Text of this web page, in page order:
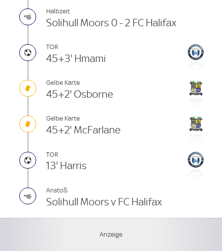
Halbzeit
Solihull Moors 0 - 2 FC Halifax
TOR
45+3' Hmami
Gelbe Karte
45+2' Osborne
Gelbe Karte
45+2' McFarlane
TOR
13' Harris
Anstoß
Solihull Moors v FC Halifax